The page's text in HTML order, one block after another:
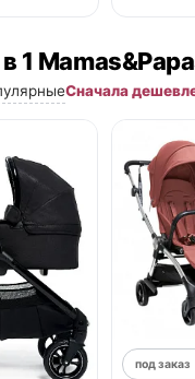
1
Сначала
под заказ